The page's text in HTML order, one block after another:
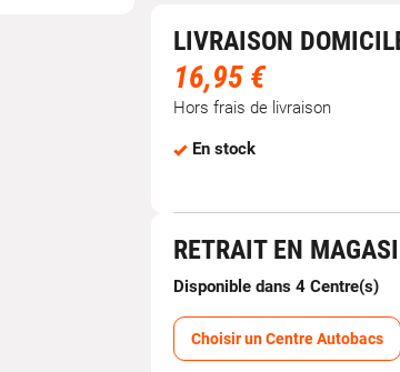
LIVRAISON
16,95 €
Hors frais de livraison
En stock
RETRAIT EN
Disponible dans 4 Centre(s)
Choisir un Centre Autobacs